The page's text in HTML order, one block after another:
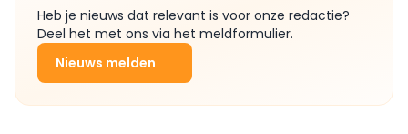
Heb je nieuws dat relevant is voor onze redactie?
Deel het met ons via het meldformulier.
Nieuws melden